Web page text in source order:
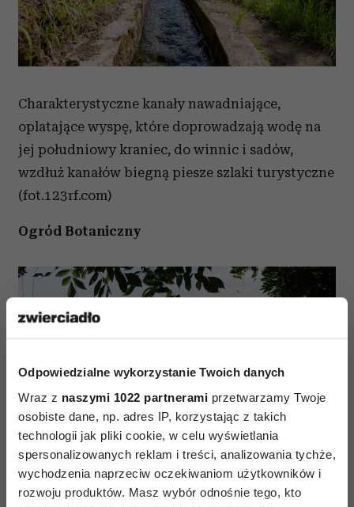
Odpowiedzialne wykorzystanie Twoich danych
Wraz z naszymi 1022 partnerami przetwarzamy Twoje
osobiste dane, np. adres IP, korzystając z takich
technologii jak pliki cookie, w celu wyświetlania
spersonalizowanych reklam i treści, analizowania tychże,
wychodzenia naprzeciw oczekiwaniom użytkowników i
rozwoju produktów. Masz wybór odnośnie tego, kto
Charakterystyczne kanały nawadniające,
oplatające wyspę, które doprowadzają wodę na
jej południowy kraniec, do winnic i sadów,
wzdłuż kanałów biegną piesze szlaki turystyczne
(fot.123rf.com)
Ogród Botaniczny
Na powierzchni 35 tys. m2 znajduje się ok. 2,5